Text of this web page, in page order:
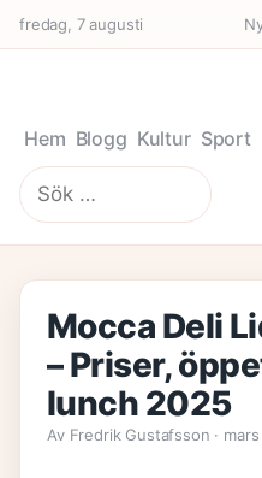
fredag, 7 augusti
Hem Blogg Kultur Sport
Sök
efter:
Mocca Deli
– Priser,
lunch 2025
Av Fredrik Gustafsson ·